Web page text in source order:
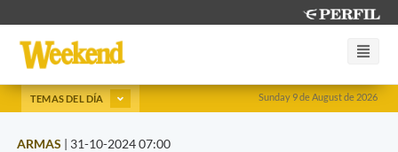
Sunday 9 de August de 2026
TEMAS DEL DÍA
ARMAS | 31-10-2024 07:00